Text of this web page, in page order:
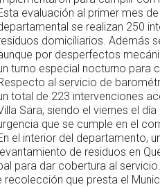
evaluación al primer mes
se realizan 250
domiciliarios. Además
por desperfectos
turno especial nocturno para
al servicio de
total de 223 intervenciones
Sara, siendo el viernes el
que se cumple en el
el interior del departamento,
de residuos en
para dar cobertura al servicio.
que presta el